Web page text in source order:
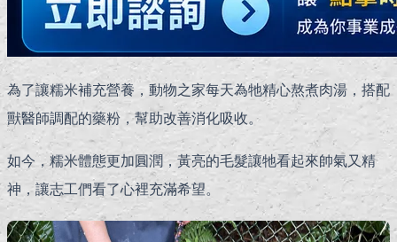
為了讓糯米補充營養，動物之家每天為牠精心熬煮肉湯，搭配
獸醫師調配的藥粉，幫助改善消化吸收。
如今，糯米體態更加圓潤，黃亮的毛髮讓牠看起來帥氣又精
神，讓志工們看了心裡充滿希望。